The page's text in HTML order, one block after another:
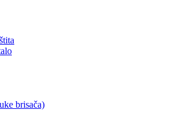
brisača)